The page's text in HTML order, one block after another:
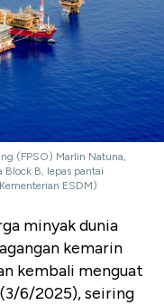
(FPSO) Marlin Natuna,
Block B, lepas pantai
ESDM)
minyak dunia
kemarin
kembali menguat
6/2025), seiring